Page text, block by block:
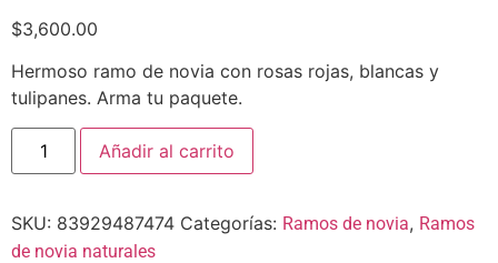
$3,600.00
Hermoso ramo de novia con rosas rojas, blancas y
tulipanes. Arma tu paquete.
Añadir al carrito
SKU: 83929487474 Categorías: Ramos de novia, Ramos
de novia naturales